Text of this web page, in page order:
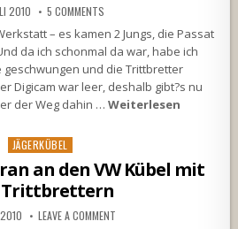
2010 5 COMMENTS
– es kamen 2 Jungs, die Passat
da ich schonmal da war, habe ich
geschwungen und die Trittbretter
Digicam war leer, deshalb gibt?s nu
der Weg dahin …Weiterlesen
Posted
JÄGERKÜBEL
an den VW Kübel mit
Trittbrettern
LEAVE A COMMENT